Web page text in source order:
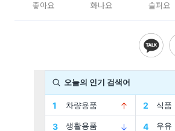
좋아요 화나요 슬퍼요